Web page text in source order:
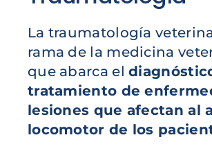
La traumatología
rama de la medicina
que abarca el
tratamiento de
lesiones que afectan al
locomotor de los